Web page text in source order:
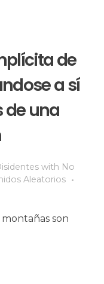
de
a sí
de una
with No
Aleatorios
montañas son